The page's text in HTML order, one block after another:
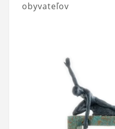
obyvateľov